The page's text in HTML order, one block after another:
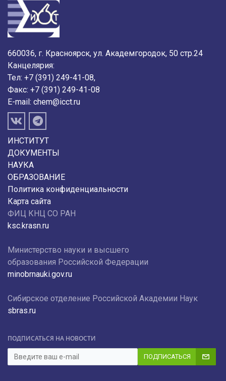
660036, г. Красноярск, ул. Академгородок, 50 стр.24
Канцелярия:
Тел: +7 (391) 249-41-08,
Факс: +7 (391) 249-41-08
E-mail: chem@icct.ru
ИНСТИТУТ
ДОКУМЕНТЫ
НАУКА
ОБРАЗОВАНИЕ
Политика конфиденциальности
Карта сайта
ФИЦ КНЦ СО РАН
ksc.krasn.ru
Министерство науки и высшего
образования Российской Федерации
minobrnauki.gov.ru
Сибирское отделение Российской Академии Наук
sbras.ru
ПОДПИСАТЬСЯ НА НОВОСТИ
ПОДПИСАТЬСЯ